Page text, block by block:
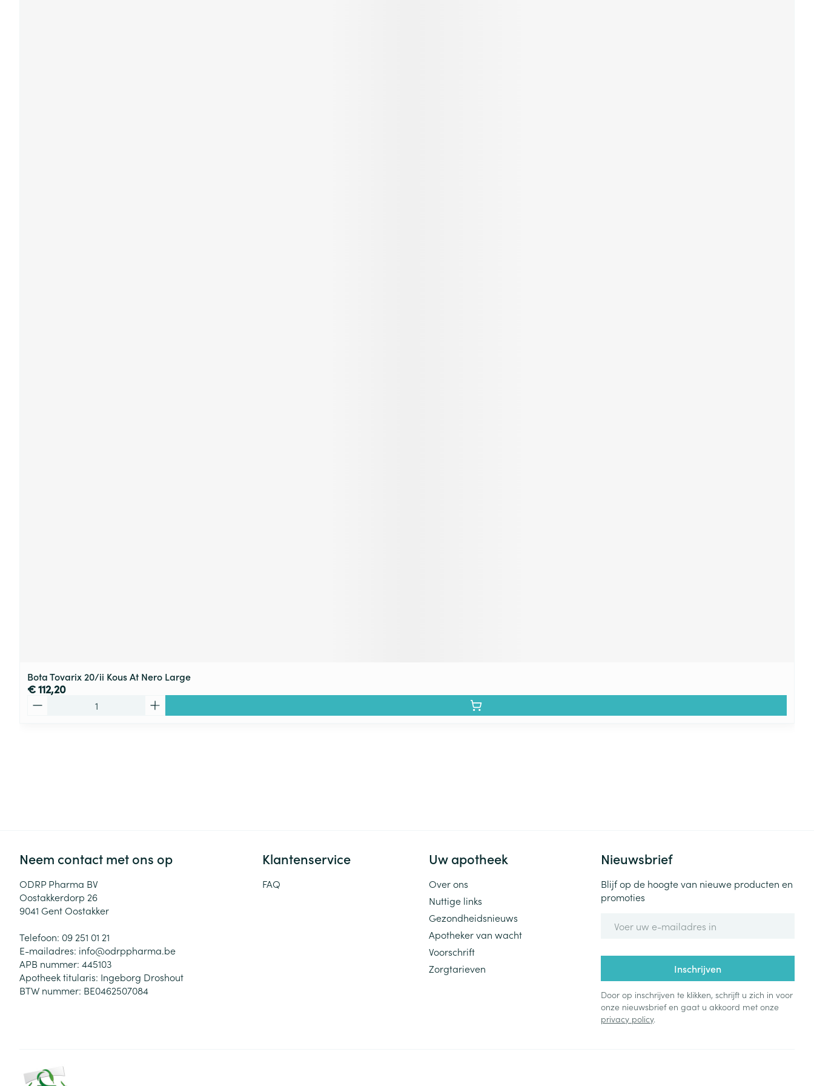
Bota Tovarix 20/ii Kous At Nero Large
€ 112,20
Neem contact met ons op
ODRP Pharma BV
Oostakkerdorp 26
9041 Gent Oostakker
Telefoon: 09 251 01 21
E-mailadres: info@odrppharma.be
APB nummer: 445103
Apotheek titularis: Ingeborg Droshout
BTW nummer: BE0462507084
Klantenservice
FAQ
Uw apotheek
Over ons
Nuttige links
Gezondheidsnieuws
Apotheker van wacht
Voorschrift
Zorgtarieven
Nieuwsbrief
Blijf op de hoogte van nieuwe producten en
promoties
Inschrijven
Door op inschrijven te klikken, schrijft u zich in voor
onze nieuwsbrief en gaat u akkoord met onze
privacy policy.